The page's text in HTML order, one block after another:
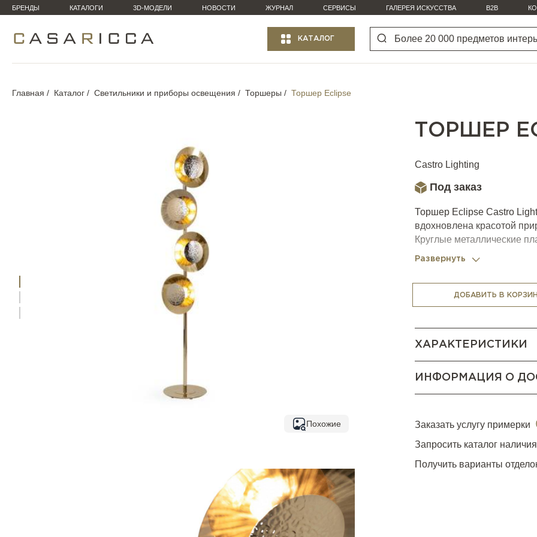
БРЕНДЫ КАТАЛОГИ 3D-МОДЕЛИ НОВОСТИ ЖУРНАЛ СЕРВИСЫ ГАЛЕРЕЯ ИСКУССТВА B2B
КАТАЛОГ
Главная Каталог Светильники и приборы освещения Торшеры Торшер Eclipse
Похожие
ТОРШЕР
Castro Lighting
Под заказ
Торшер Eclipse Castro
вдохновлена красотой
Круглые металлические
так, что зритель видит
интересные световые
оригинальным дизайном,
в интерьере.
Развернуть
ДОБАВИТЬ В
ХАРАКТЕРИСТИКИ
ИНФОРМАЦИЯ О
Заказать услугу примерки
Запросить каталог
Получить варианты